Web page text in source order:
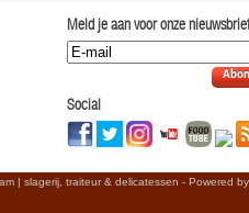
Meld je aan voor onze
Social
| slagerij, traiteur & delicatessen - Powered